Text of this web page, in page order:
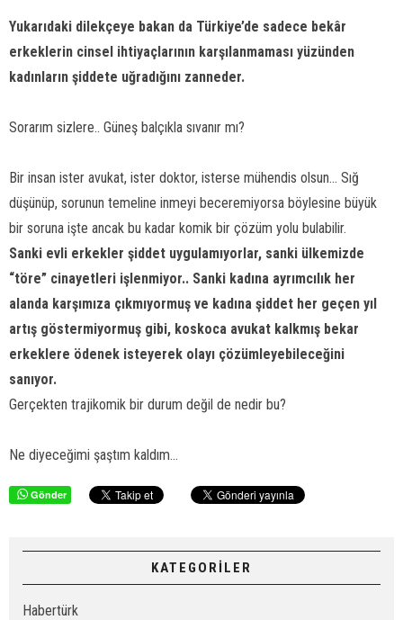
Yukarıdaki dilekçeye bakan da Türkiye’de sadece bekâr
erkeklerin cinsel ihtiyaçlarının karşılanmaması yüzünden
kadınların şiddete uğradığını zanneder.
Sorarım sizlere.. Güneş balçıkla sıvanır mı?
Bir insan ister avukat, ister doktor, isterse mühendis olsun... Sığ
düşünüp, sorunun temeline inmeyi beceremiyorsa böylesine büyük
bir soruna işte ancak bu kadar komik bir çözüm yolu bulabilir.
Sanki evli erkekler şiddet uygulamıyorlar, sanki ülkemizde
“töre” cinayetleri işlenmiyor.. Sanki kadına ayrımcılık her
alanda karşımıza çıkmıyormuş ve kadına şiddet her geçen yıl
artış göstermiyormuş gibi, koskoca avukat kalkmış bekar
erkeklere ödenek isteyerek olayı çözümleyebileceğini
sanıyor.
Gerçekten trajikomik bir durum değil de nedir bu?
Ne diyeceğimi şaştım kaldım...
Gönder
KATEGORİLER
Habertürk